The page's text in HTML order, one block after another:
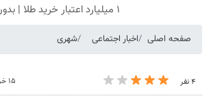
۱ میلیارد اعتبار خرید طلا | بدون ضامن و چک
صفحه اصلی اخبار اجتماعی شهری
۴ نفر ۱۵ خرداد ۱۴۰۵ - ۱۵:۵۰